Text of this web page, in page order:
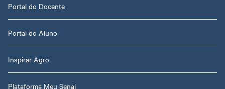
Portal do Docente
Portal do Aluno
Inspirar Agro
Plataforma Meu Senai